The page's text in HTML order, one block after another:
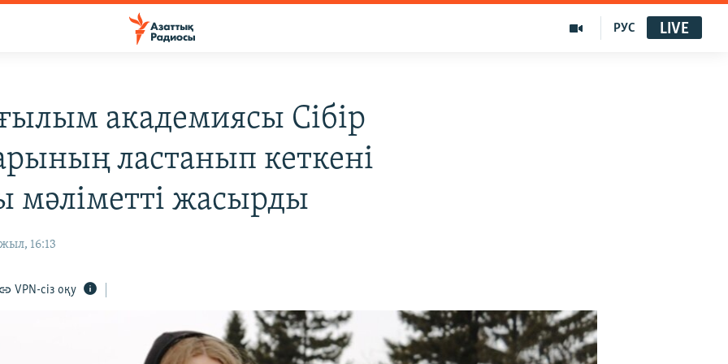
РУС LIVE
академиясы Сібір
ластанып кеткені
мәліметті жасырды
16:13
VPN-сіз оқу